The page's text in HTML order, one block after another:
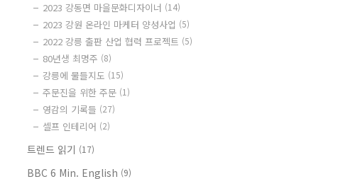
2023 강동면 마을문화디자이너 (14)
2023 강원 온라인 마케터 양성사업 (5)
2022 강릉 출판 산업 협력 프로젝트 (5)
80년생 최명주 (8)
강릉에 물들지도 (15)
주문진을 위한 주문 (1)
영감의 기록들 (27)
셀프 인테리어 (2)
트렌드 읽기 (17)
BBC 6 Min. English (9)